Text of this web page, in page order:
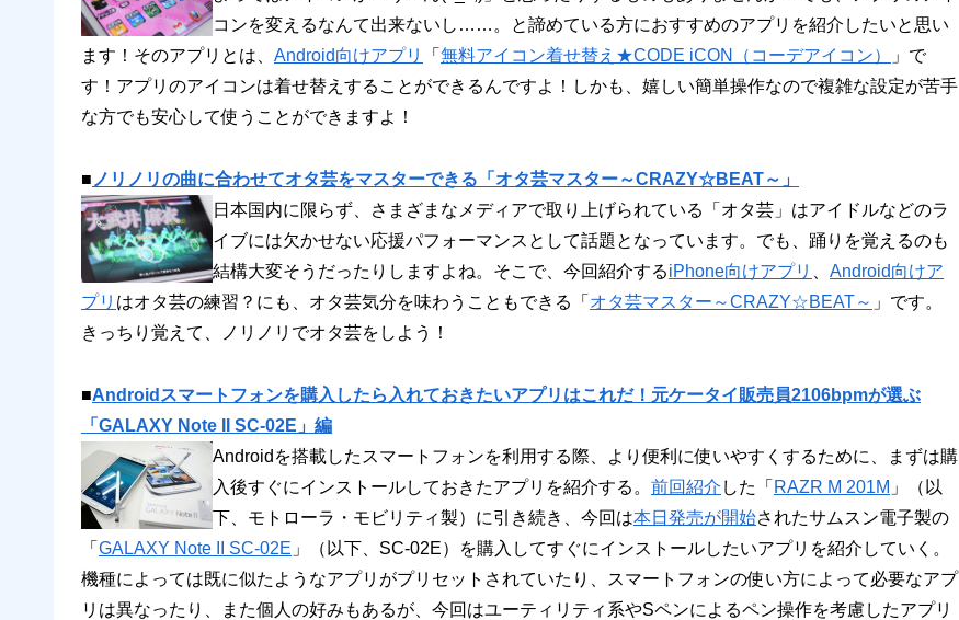
コンを変えるなんて出来ないし……。と諦めている方におすすめのアプリを紹介したいと思い
ます！そのアプリとは、 Android向けアプリ 「 無料アイコン着せ替え★CODE iCON（コーデアイコン）
」で
す！アプリのアイコンは着せ替えすることができるんですよ！しかも、嬉しい簡単操作なので複雑な設定が苦手
な方でも安心して使うことができますよ！
■ ノリノリの曲に合わせてオタ芸をマスターできる「オタ芸マスター～CRAZY☆BEAT～」
日本国内に限らず、さまざまなメディアで取り上げられている「オタ芸」はアイドルなどのラ
イブには欠かせない応援パフォーマンスとして話題となっています。でも、踊りを覚えるのも
結構大変そうだったりしますよね。そこで、今回紹介するiPhone向けアプリ
Android向けア
プリ はオタ芸の練習？にも、オタ芸気分を味わうこともできる「 オタ芸マスター～CRAZY☆BEAT～ 」です。
きっちり覚えて、ノリノリでオタ芸をしよう！
■Androidスマートフォンを購入したら入れておきたいアプリはこれだ！元ケータイ販売員2106bpmが選ぶ
「GALAXY Note II SC-02E」編
Androidを搭載したスマートフォンを利用する際、より便利に使いやすくするために、まずは購
入後すぐにインストールしておきたアプリを紹介する。 前回紹介 した「 RAZR M 201M 」（以
下、モトローラ・モビリティ製）に引き続き、今回は本日発売が開始されたサムスン電子製の
「 GALAXY Note II SC-02E 」（以下、SC-02E）を購入してすぐにインストールしたいアプリを紹介していく。
機種によっては既に似たようなアプリがプリセットされていたり、スマートフォンの使い方によって必要なアプ
リは異なったり、また個人の好みもあるが、今回はユーティリティ系やSペンによるペン操作を考慮したアプリ